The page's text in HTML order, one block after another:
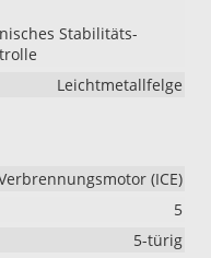
Stabilitäts-
Leichtmetallfelge
(ICE)
5
5-türig